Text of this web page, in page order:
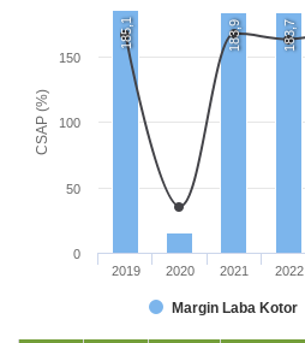
CSAP (%)
185,1 183,9 183,7
Margin Laba Kotor
2019 2020 2021 2022
0
50
100
150